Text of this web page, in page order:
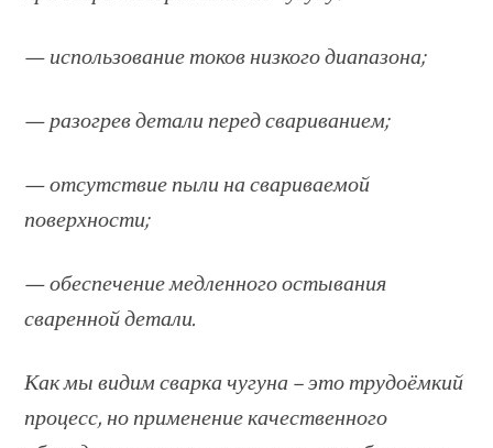
— использование токов низкого диапазона;
— разогрев детали перед свариванием;
— отсутствие пыли на свариваемой
поверхности;
— обеспечение медленного остывания
сваренной детали.
Как мы видим сварка чугуна – это трудоёмкий
процесс, но применение качественного